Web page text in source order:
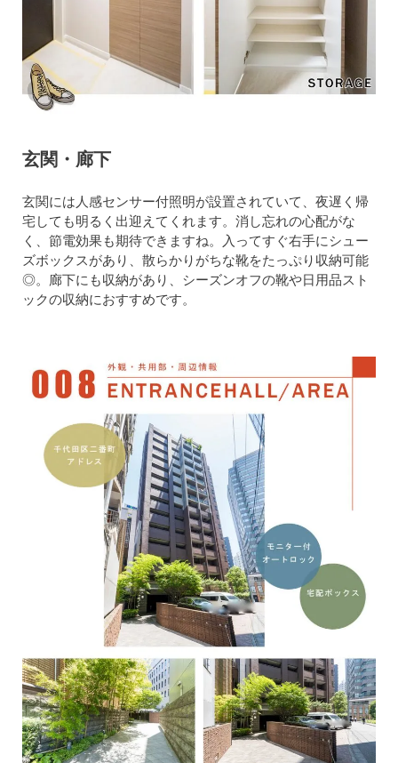
玄関・廊下
玄関には人感センサー付照明が設置されていて、夜遅く帰
宅しても明るく出迎えてくれます。消し忘れの心配がな
く、節電効果も期待できますね。入ってすぐ右手にシュー
ズボックスがあり、散らかりがちな靴をたっぷり収納可能
◎。廊下にも収納があり、シーズンオフの靴や日用品スト
ックの収納におすすめです。